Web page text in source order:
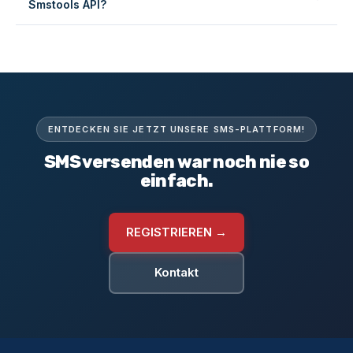
Smstools API?
Wir bieten SDKs und Beispielcode für PHP, Node.js,
ENTDECKEN SIE JETZT UNSERE SMS-PLATTFORM!
SMS versenden war noch nie so
einfach.
REGISTRIEREN →
Kontakt